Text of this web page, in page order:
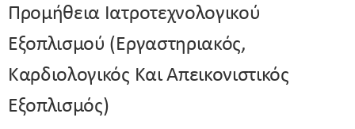
Προμήθεια Ιατροτεχνολογικού
Εξοπλισμού (Εργαστηριακός,
Καρδιολογικός Και Απεικονιστικός
Εξοπλισμός)